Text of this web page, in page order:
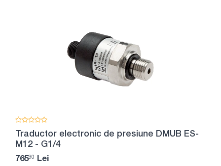
Traductor electronic de presiune DMUB ES-
M12 - G1/4
76590 Lei